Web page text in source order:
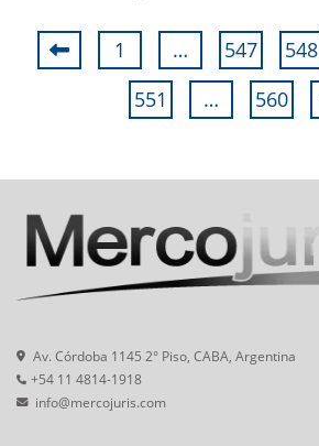
1 … 547 548
551
… 560
Av. Córdoba 1145 2° Piso, CABA, Argentina
+54 11 4814-1918
info@mercojuris.com